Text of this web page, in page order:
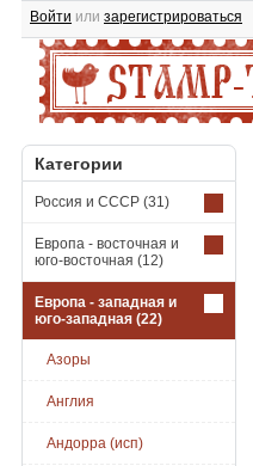
Войти или зарегистрироваться
Категории
Россия и СССР (31)
Европа - восточная и
юго-восточная (12)
Европа - западная и
юго-западная (22)
Азоры
Англия
Андорра (исп)